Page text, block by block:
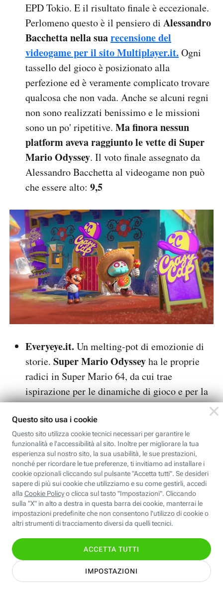
EPD Tokio. E il risultato finale è eccezionale.
Perlomeno questo è il pensiero di Alessandro
Bacchetta nella suarecensione del
videogame per il sito Multiplayer.it. Ogni
tassello del gioco è posizionato alla
perfezione ed è veramente complicato trovare
qualcosa che non vada. Anche se alcuni regni
non sono realizzati benissimo e le missioni
sono un po' ripetitive. Ma finora nessun
platform aveva raggiunto le vette di Super
Mario Odyssey. Il voto finale assegnato da
Alessandro Bacchetta al videogame non può
che essere alto: 9,5
Everyeye.it. Un melting-pot di emozionie di
storie. Super Mario Odysseyha le proprie
radici in Super Mario 64, da cui trae
ispirazione per le dinamiche di gioco e per la
ricchezza dei contenuti. Ma anche gli altri
videogame di Super Mario sono una fonte da
cui EPD Tokio ha attinto per caratterizzare i
vari regni e le missioni presenti nel gioco. Il
videogioco offre una quantità praticamente
infinita di cose da fare e anche dopo aver
completato la trama principale si dovrà
continuare a giocare per portare a termine le
missioni secondarie. Un gioco di cui è difficile
non innamorarsi e uno dei platform più
eclettici e belli di sempre. Ne è convinto
Francesco Fossetti di Everyeye.it
nulla per nasconderlo all'interno della propria